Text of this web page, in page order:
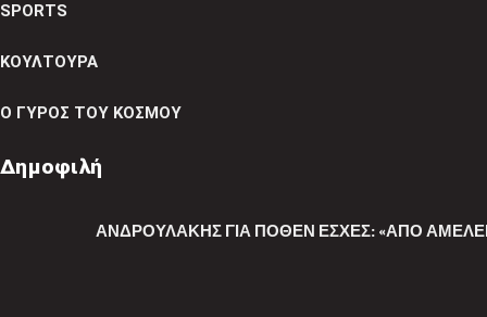
SPORTS
ΚΟΥΛΤΟΥΡΑ
Ο ΓΥΡΟΣ ΤΟΥ ΚΟΣΜΟΥ
Δημοφιλή
ΑΝΔΡΟΥΛΆΚΗΣ ΓΙΑ ΠΌΘΕΝ ΈΣΧΕΣ: «ΑΠΌ